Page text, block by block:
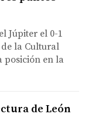
Júpiter el 0-1
la Cultural
posición en la
de León